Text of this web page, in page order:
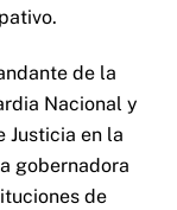
de la
Nacional y
Justicia en la
gobernadora
de